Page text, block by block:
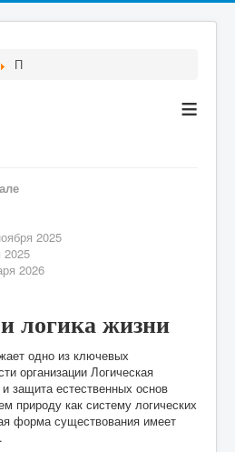
П
≡
2025
2025
2026
логика жизни
одно из ключевых
организации Логическая
защита естественных основ
природу как систему логических
форма существования имеет